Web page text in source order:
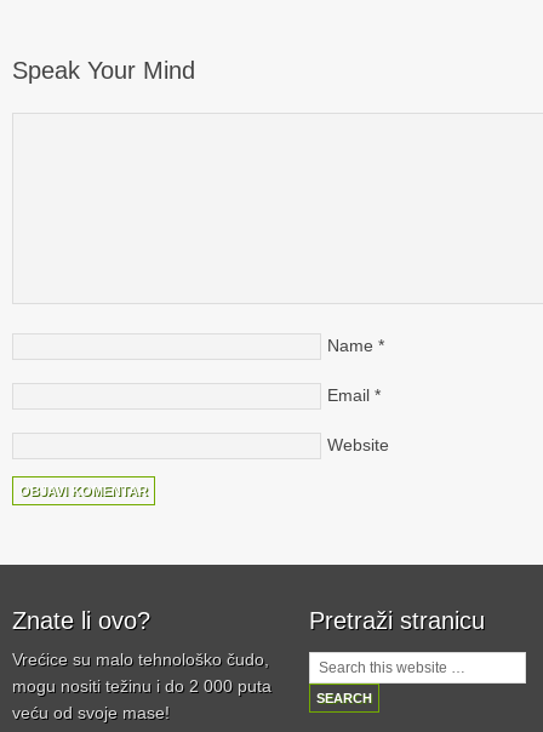
Speak Your Mind
Name *
Email *
Website
Znate li ovo?
Vrećice su malo tehnološko čudo,
mogu nositi težinu i do 2 000 puta
veću od svoje mase!
Pretraži stranicu